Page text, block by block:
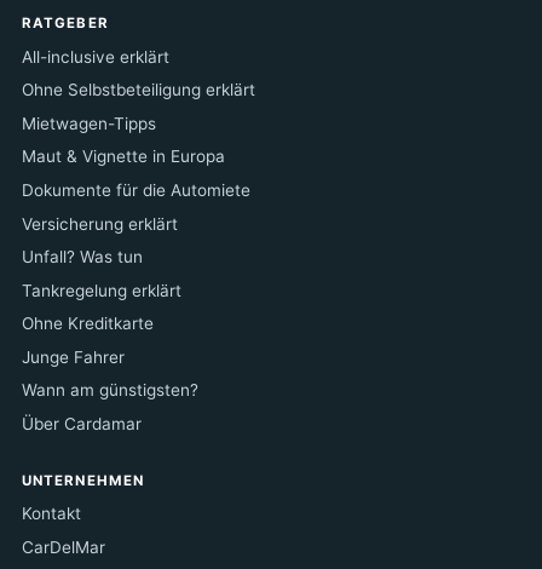
RATGEBER
All-inclusive erklärt
Ohne Selbstbeteiligung erklärt
Mietwagen-Tipps
Maut & Vignette in Europa
Dokumente für die Automiete
Versicherung erklärt
Unfall? Was tun
Tankregelung erklärt
Ohne Kreditkarte
Junge Fahrer
Wann am günstigsten?
Über Cardamar
UNTERNEHMEN
Kontakt
CarDelMar